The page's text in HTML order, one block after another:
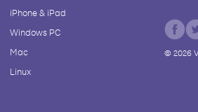
iPhone & iPad
Windows PC
Mac
Linux
© 2026